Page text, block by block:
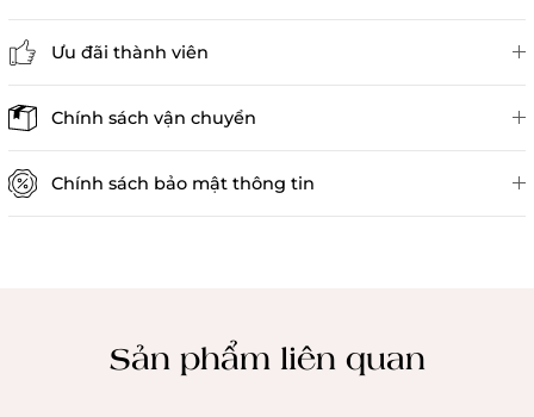
Ưu đãi thành viên
Chính sách vận chuyển
Chính sách bảo mật thông tin
Sản phẩm liên quan